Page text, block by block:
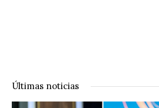
Últimas noticias